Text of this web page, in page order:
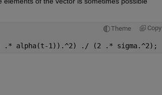
Theme Copy
alpha(t-1)).^2) ./ (2 .* sigma.^2);